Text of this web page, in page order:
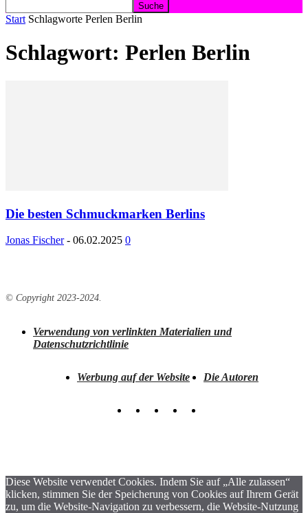
Start Schlagworte Perlen Berlin
Schlagwort: Perlen Berlin
Die besten Schmuckmarken Berlins
Jonas Fischer - 06.02.2025 0
© Copyright 2023-2024.
Verwendung von verlinkten Materialien und
Datenschutzrichtlinie
Werbung auf der Website Die Autoren
Diese Website verwendet Cookies. Indem Sie auf „Alle zulassen“
klicken, stimmen Sie der Speicherung von Cookies auf Ihrem Gerät
zu, um die Website-Navigation zu verbessern, die Website-Nutzung